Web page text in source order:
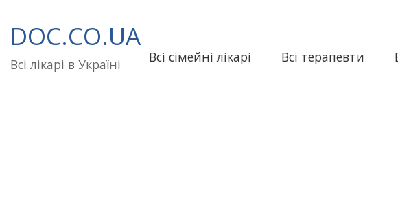
до
вмісту
DOC.CO.UA
Всі лікарі в Україні Всі сімейні лікарі Всі терапевти